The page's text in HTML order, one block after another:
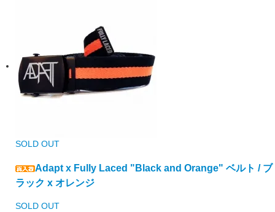
SOLD OUT
Adapt x Fully Laced "Black and Orange" ベルト / ブ
ラック x オレンジ
SOLD OUT